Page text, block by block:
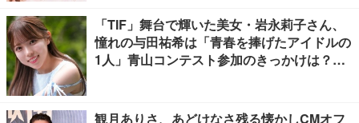
「TIF」舞台で輝いた美女・岩永莉子さん、
憧れの与田祐希は「青春を捧げたアイドルの
1人」青山コンテスト参加のきっかけは？
観月ありさ、あどけなさ残る懐かしCMオフ